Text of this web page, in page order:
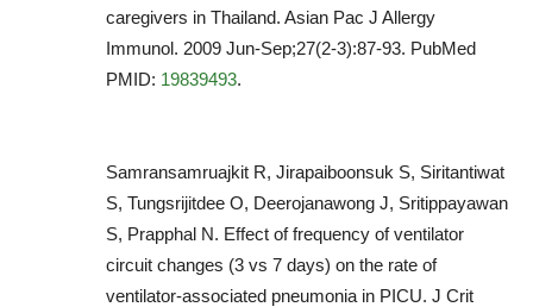
caregivers in Thailand. Asian Pac J Allergy
Immunol. 2009 Jun-Sep;27(2-3):87-93. PubMed
PMID: 19839493.
Samransamruajkit R, Jirapaiboonsuk S, Siritantiwat
S, Tungsrijitdee O, Deerojanawong J, Sritippayawan
S, Prapphal N. Effect of frequency of ventilator
circuit changes (3 vs 7 days) on the rate of
ventilator-associated pneumonia in PICU. J Crit